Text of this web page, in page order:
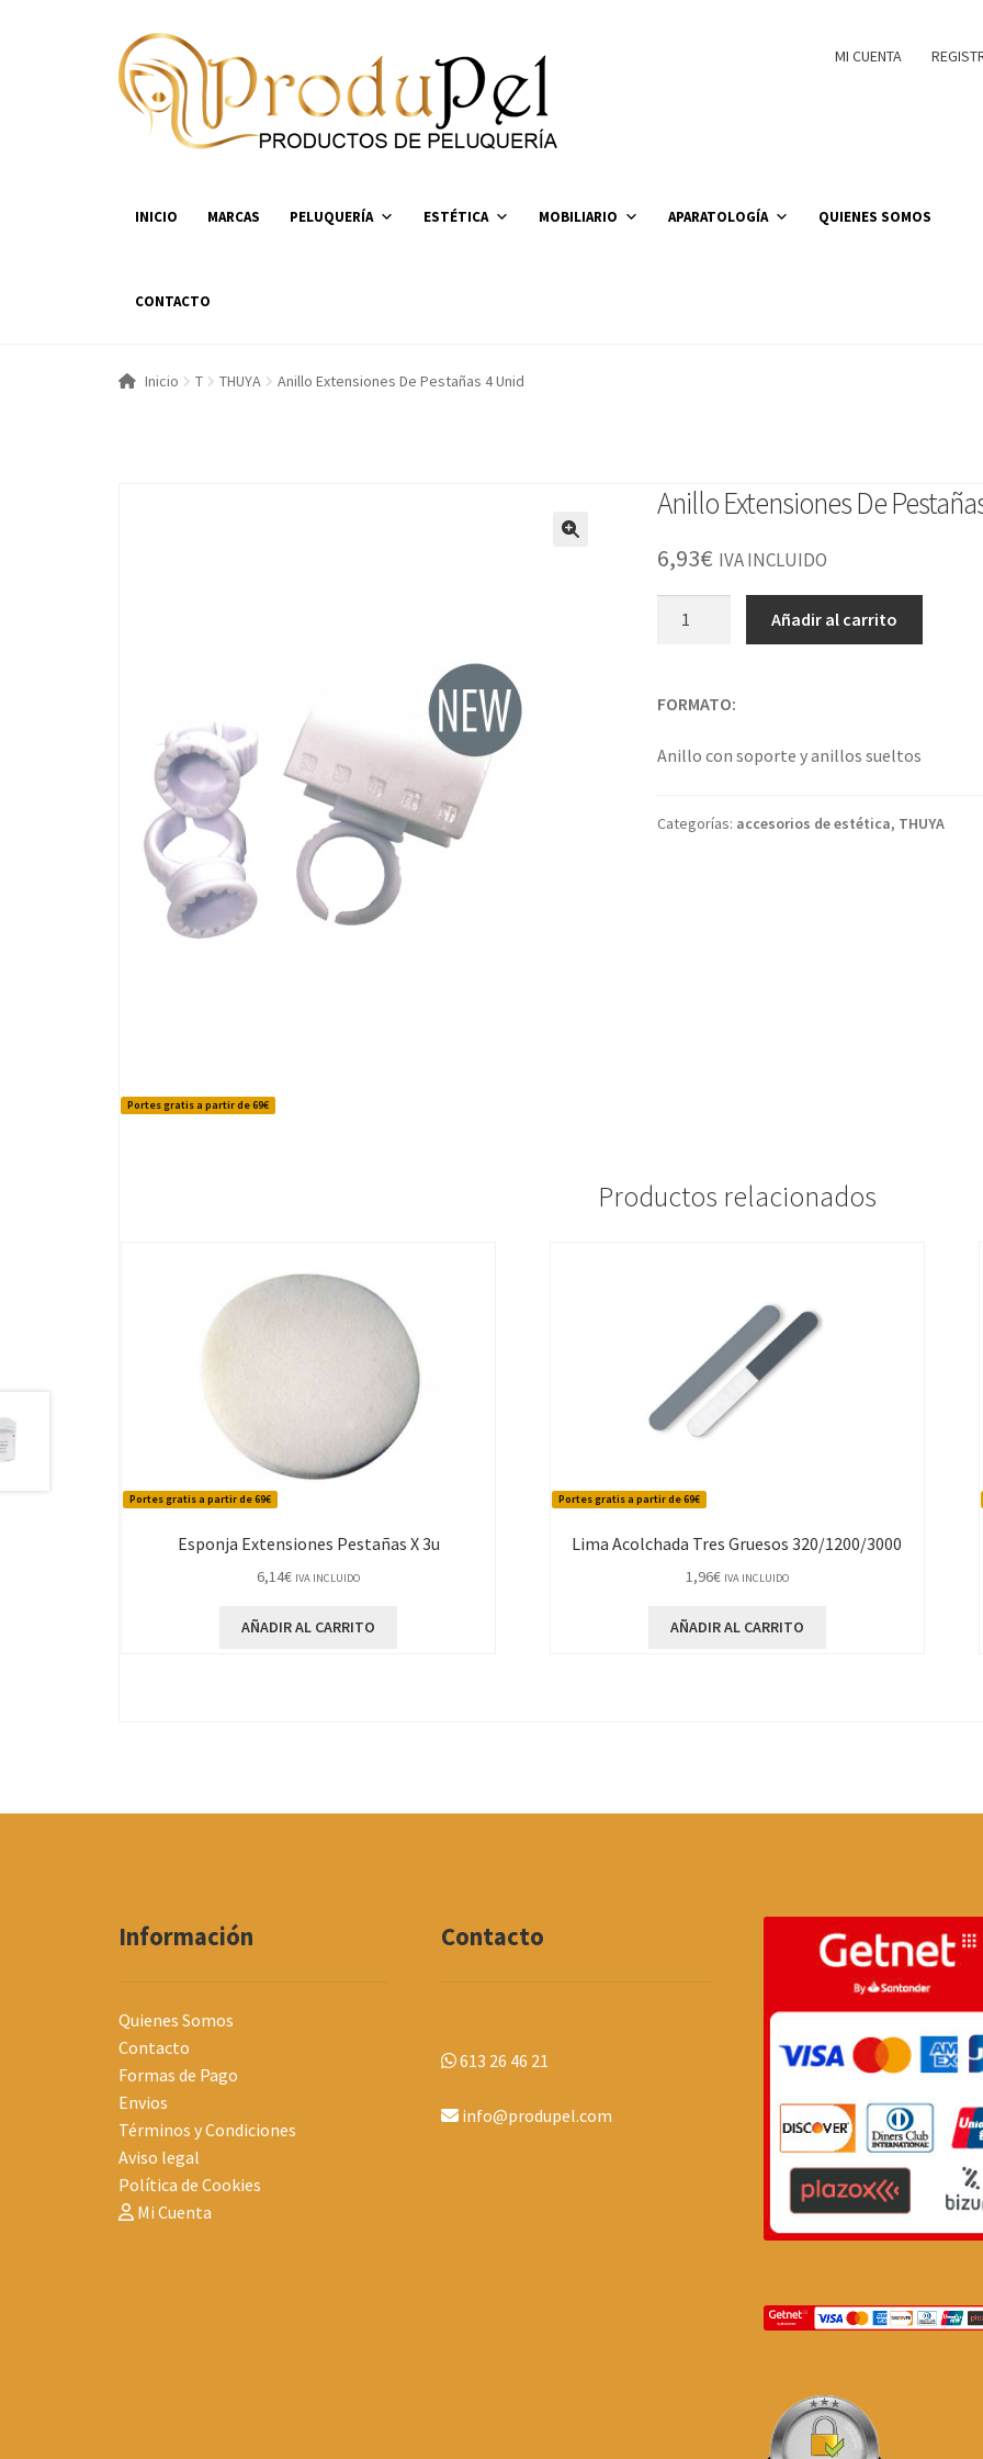
Ir
a
la
navegación
Ir
al
contenido
MI CUENTA
INICIO MARCAS PELUQUERÍA ESTÉTICA MOBILIARIO APARATOLOGÍA QUIENES SOMOS
CONTACTO
Inicio T THUYA Anillo Extensiones De Pestañas 4 Unid
Portes gratis a partir de 69€
Anillo Extensiones De
6,93€ IVA INCLUIDO
4
Añadir al carrito
FORMATO:
Anillo con soporte y anillos sueltos
Categorías: accesorios de estética, THUYA
Productos relacionados
Portes gratis a partir de 69€
Esponja Extensiones Pestañas X 3u
6,14€ IVA INCLUIDO
AÑADIR AL CARRITO
Portes gratis a partir de 69€
Lima Acolchada Tres Gruesos 320/1200/3000
1,96€ IVA INCLUIDO
AÑADIR AL CARRITO
Información
Quienes Somos
Contacto
Formas de Pago
Envios
Términos y Condiciones
Aviso legal
Política de Cookies
Mi Cuenta
Contacto
613 26 46 21
info@produpel.com